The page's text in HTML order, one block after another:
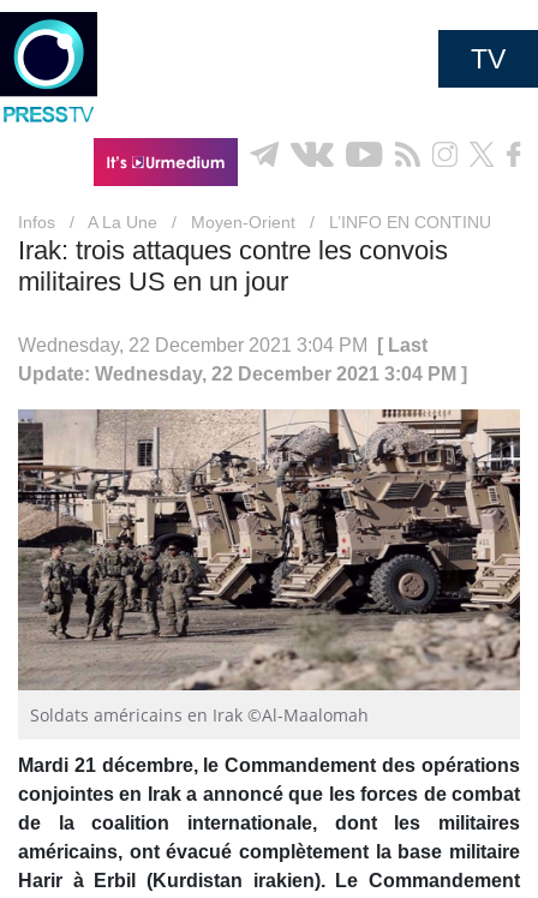
TV
Infos / A La Une / Moyen-Orient / L’INFO EN CONTINU
Irak: trois attaques contre les convois
militaires US en un jour
Wednesday, 22 December 2021 3:04 PM
[ Last
Update: Wednesday, 22 December 2021 3:04 PM ]
Soldats américains en Irak ©Al-Maalomah
Mardi 21 décembre, le Commandement des opérations
conjointes en Irak a annoncé que les forces de combat
de la coalition internationale, dont les militaires
américains, ont évacué complètement la base militaire
Harir à Erbil (Kurdistan irakien). Le Commandement